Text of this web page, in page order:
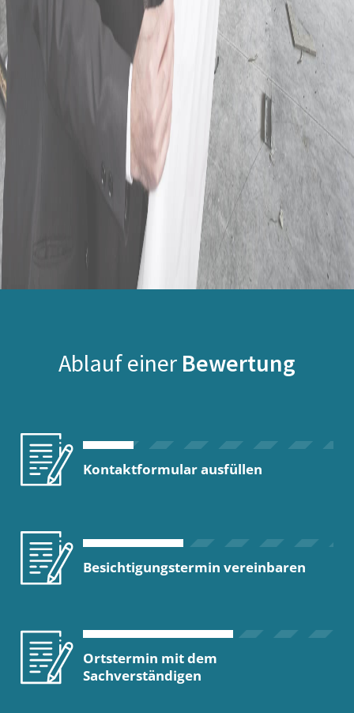
Ablauf einer Bewertung
Kontaktformular ausfüllen
Besichtigungstermin vereinbaren
Ortstermin mit dem
Sachverständigen